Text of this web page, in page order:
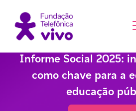
Informe Social 2025:
como chave para a
educação